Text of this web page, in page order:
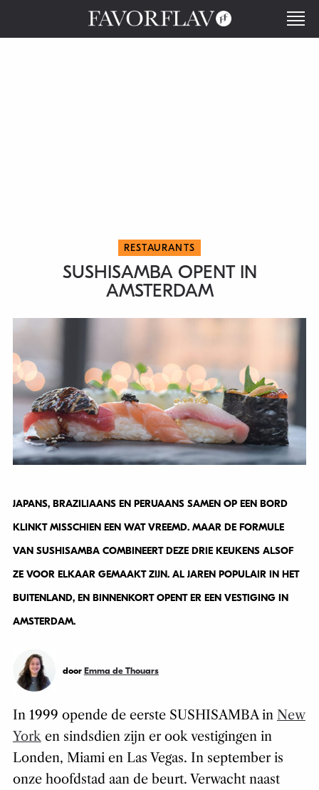
RESTAURANTS
SUSHISAMBA OPENT IN
AMSTERDAM
JAPANS, BRAZILIAANS EN PERUAANS SAMEN OP EEN BORD
KLINKT MISSCHIEN EEN WAT VREEMD. MAAR DE FORMULE
VAN SUSHISAMBA COMBINEERT DEZE DRIE KEUKENS ALSOF
ZE VOOR ELKAAR GEMAAKT ZIJN. AL JAREN POPULAIR IN HET
BUITENLAND, EN BINNENKORT OPENT ER EEN VESTIGING IN
AMSTERDAM.
door Emma de Thouars
In 1999 opende de eerste SUSHISAMBA in New
Yorken sindsdien zijn er ook vestigingen in
Londen, Miami en Las Vegas. In september is
onze hoofdstad aan de beurt. Verwacht naast